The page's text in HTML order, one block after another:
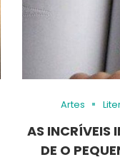
Artes
AS INCRÍVEIS
DE O